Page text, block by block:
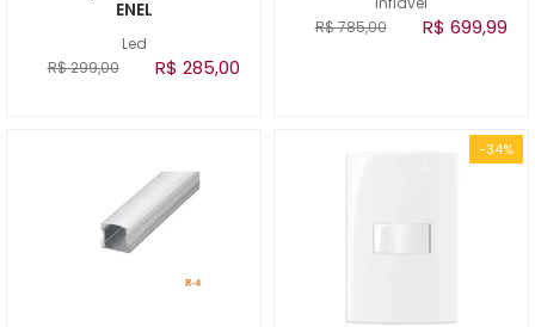
Led
ENEL
R$ 299,00 R$ 285,00
R$ 785,00 R$ 699,99
-34%